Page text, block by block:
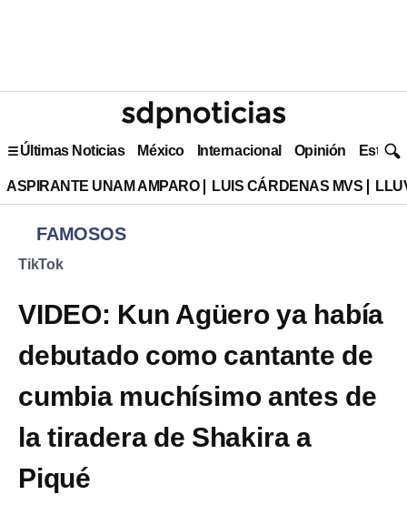
Últimas Noticias México Internacional Opinión Estilo
ASPIRANTE UNAM AMPARO LUIS CÁRDENAS MVS
FAMOSOS
TikTok
VIDEO: Kun Agüero ya había
debutado como cantante de
cumbia muchísimo antes de
la tiradera de Shakira a
Piqué